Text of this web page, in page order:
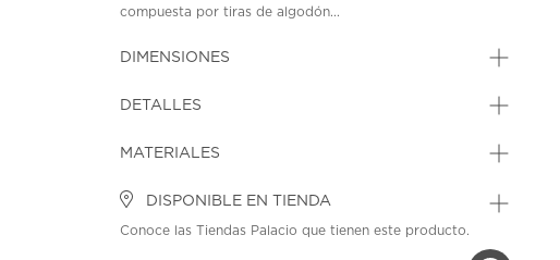
compuesta por tiras de algodón...
DIMENSIONES
DETALLES
MATERIALES
DISPONIBLE EN TIENDA
Conoce las Tiendas Palacio que tienen este producto.